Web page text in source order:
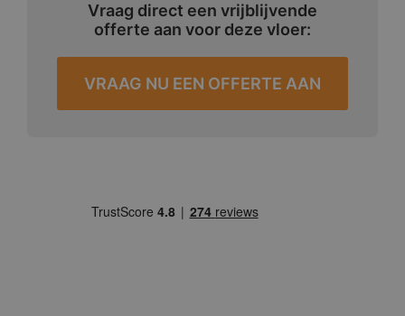
Vraag direct een vrijblijvende
offerte aan voor deze vloer:
VRAAG NU EEN OFFERTE AAN